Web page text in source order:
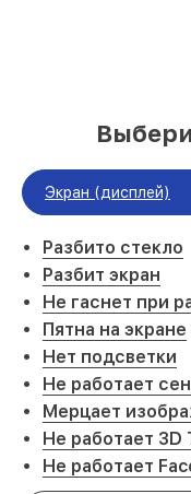
Экран (дисплей)
Разбито стекло
Разбит экран
Не гаснет при
Пятна на экране
Нет подсветки
Не работает
Мерцает
Не работает 3D
Не работает